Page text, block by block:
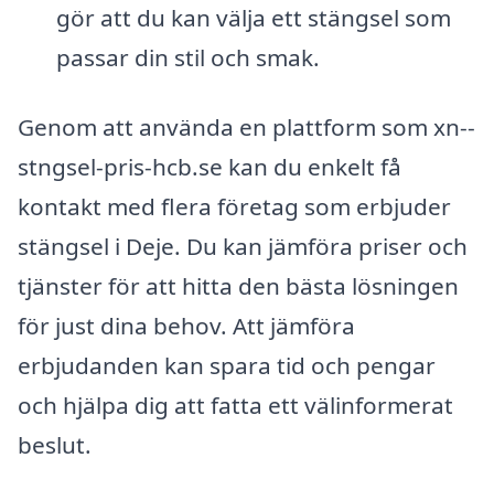
gör att du kan välja ett stängsel som
passar din stil och smak.
Genom att använda en plattform som xn--
stngsel-pris-hcb.se kan du enkelt få
kontakt med flera företag som erbjuder
stängsel i Deje. Du kan jämföra priser och
tjänster för att hitta den bästa lösningen
för just dina behov. Att jämföra
erbjudanden kan spara tid och pengar
och hjälpa dig att fatta ett välinformerat
beslut.